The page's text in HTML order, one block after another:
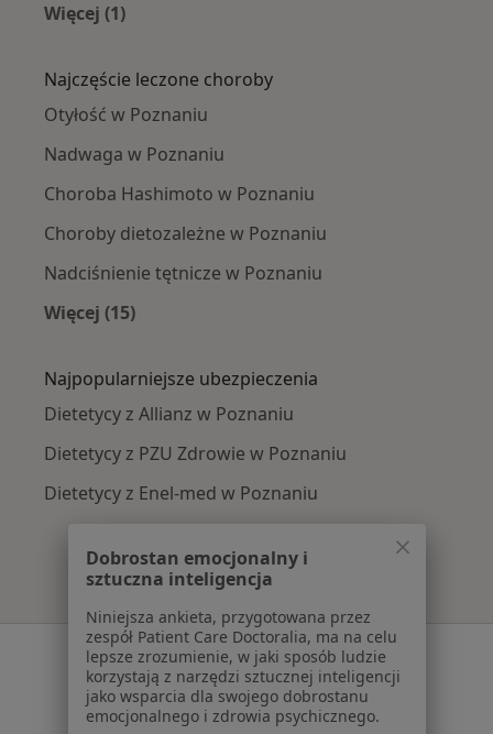
Więcej (1)
Najczęście leczone choroby
Otyłość w Poznaniu
Nadwaga w Poznaniu
Choroba Hashimoto w Poznaniu
Choroby dietozależne w Poznaniu
Nadciśnienie tętnicze w Poznaniu
Więcej (15)
Najpopularniejsze ubezpieczenia
Dietetycy z Allianz w Poznaniu
Dietetycy z PZU Zdrowie w Poznaniu
Dietetycy z Enel-med w Poznaniu
Serwis
Regulamin
Polityka prywatności pacjentów
Dobrostan emocjonalny i
sztuczna inteligencja
Niniejsza ankieta, przygotowana przez
zespół Patient Care Doctoralia, ma na celu
lepsze zrozumienie, w jaki sposób ludzie
korzystają z narzędzi sztucznej inteligencji
jako wsparcia dla swojego dobrostanu
emocjonalnego i zdrowia psychicznego.